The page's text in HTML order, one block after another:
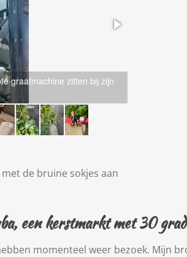
graafmachine zitten bij zijn
de bruine sokjes aan
een kerstmarkt met 30
momenteel weer bezoek. Mijn